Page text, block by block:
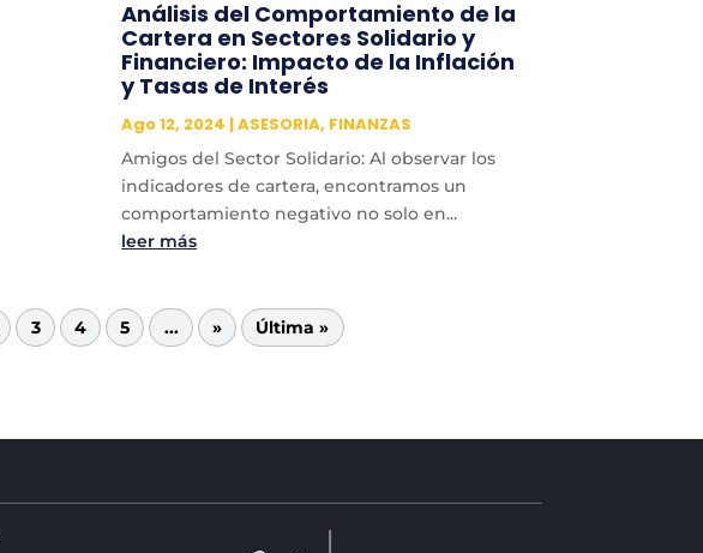
Análisis del Comportamiento de la
Cartera en Sectores Solidario y
Financiero: Impacto de la Inflación
y Tasas de Interés
Ago 12, 2024 |ASESORIA, FINANZAS
Amigos del Sector Solidario: Al observar los
indicadores de cartera, encontramos un
comportamiento negativo no solo en...
leer más
3 4 5 ... » Última »